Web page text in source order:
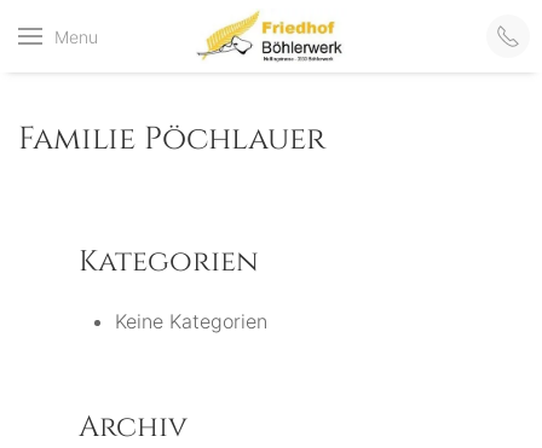
Menu
Friedhof
der virtuelle Friedhof
Familie Pöchlauer
Kategorien
Keine Kategorien
Archiv